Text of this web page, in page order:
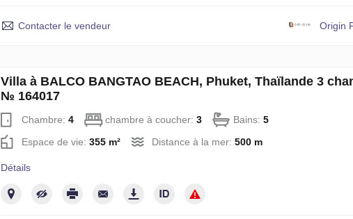
Contacter le vendeur Origin
Villa à BALCO BANGTAO BEACH, Phuket, Thaïlande 3
№ 164017
Chambre: 4 chambre à coucher: 3 Bains: 5
Espace de vie: 355 m² Distance à la mer: 500 m
Détails